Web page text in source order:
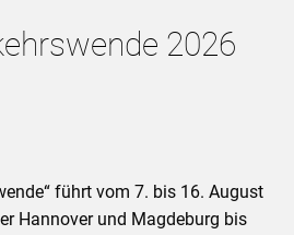
2026
führt vom 7. bis 16. August
Hannover und Magdeburg bis